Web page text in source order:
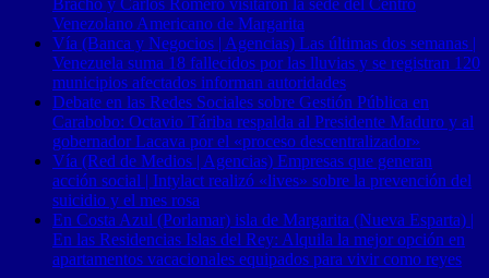
Venezolano Americano de Margarita
Vía (Banca y Negocios | Agencias) Las últimas dos semanas |
Venezuela suma 18 fallecidos por las lluvias y se registran 120
municipios afectados informan autoridades
Debate en las Redes Sociales sobre Gestión Pública en
Carabobo: Octavio Táriba respalda al Presidente Maduro y al
gobernador Lacava por el «proceso descentralizador»
Vía (Red de Medios | Agencias) Empresas que generan
acción social | Intylact realizó «lives» sobre la prevención del
suicidio y el mes rosa
En Costa Azul (Porlamar) isla de Margarita (Nueva Esparta) |
En las Residencias Islas del Rey: Alquila la mejor opción en
apartamentos vacacionales equipados para vivir como reyes